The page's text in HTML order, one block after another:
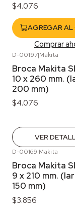
$4.076
AGREGAR AL
Comprar
D-00197|Makita
Broca Makita
10 x 260 mm.
200 mm)
$4.076
VER
D-00169|Makita
Broca Makita
9 x 210 mm.
150 mm)
$3.856